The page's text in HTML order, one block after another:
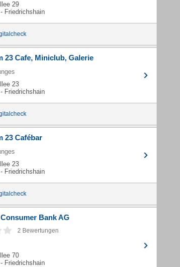
29
Friedrichshain
23 Cafe, Miniclub, Galerie
23
Friedrichshain
23 Cafébar
23
Friedrichshain
Bank AG
2 Bewertungen
70
Friedrichshain